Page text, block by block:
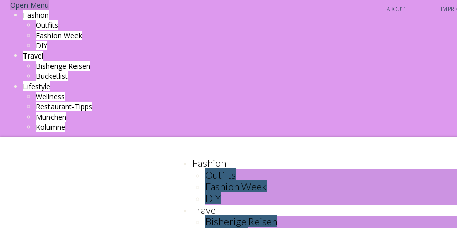
Open Menu
Fashion
Outfits
Fashion Week
DIY
Travel
Bisherige Reisen
Bucketlist
Lifestyle
Wellness
Restaurant-Tipps
München
Kolumne
ABOUT
Fashion
Outfits
Fashion Week
DIY
Travel
Bisherige Reisen